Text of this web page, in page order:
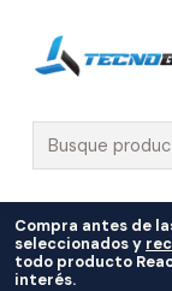
Compra antes de
seleccionados y
todo producto
interés.